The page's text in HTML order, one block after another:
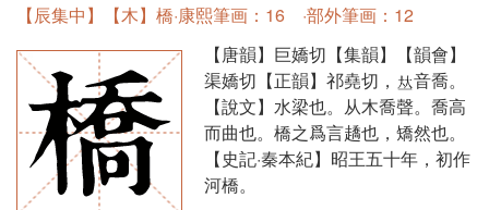
【辰集中】【木】橋·康熙筆画：16 ·部外筆画：12
【唐韻】巨嬌切【集韻】【韻會】
渠嬌切【正韻】祁堯切，
音喬。
【說文】水梁也。从木喬聲。喬高
而曲也。橋之爲言趫也，矯然也。
【史記·秦本紀】昭王五十年，初作
河橋。